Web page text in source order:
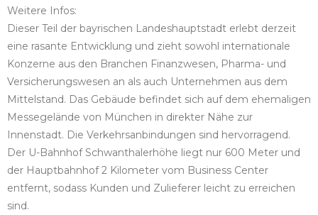
Weitere Infos:
Dieser Teil der bayrischen Landeshauptstadt erlebt derzeit
eine rasante Entwicklung und zieht sowohl internationale
Konzerne aus den Branchen Finanzwesen, Pharma- und
Versicherungswesen an als auch Unternehmen aus dem
Mittelstand. Das Gebäude befindet sich auf dem ehemaligen
Messegelände von München in direkter Nähe zur
Innenstadt. Die Verkehrsanbindungen sind hervorragend.
Der U-Bahnhof Schwanthalerhöhe liegt nur 600 Meter und
der Hauptbahnhof 2 Kilometer vom Business Center
entfernt, sodass Kunden und Zulieferer leicht zu erreichen
sind.